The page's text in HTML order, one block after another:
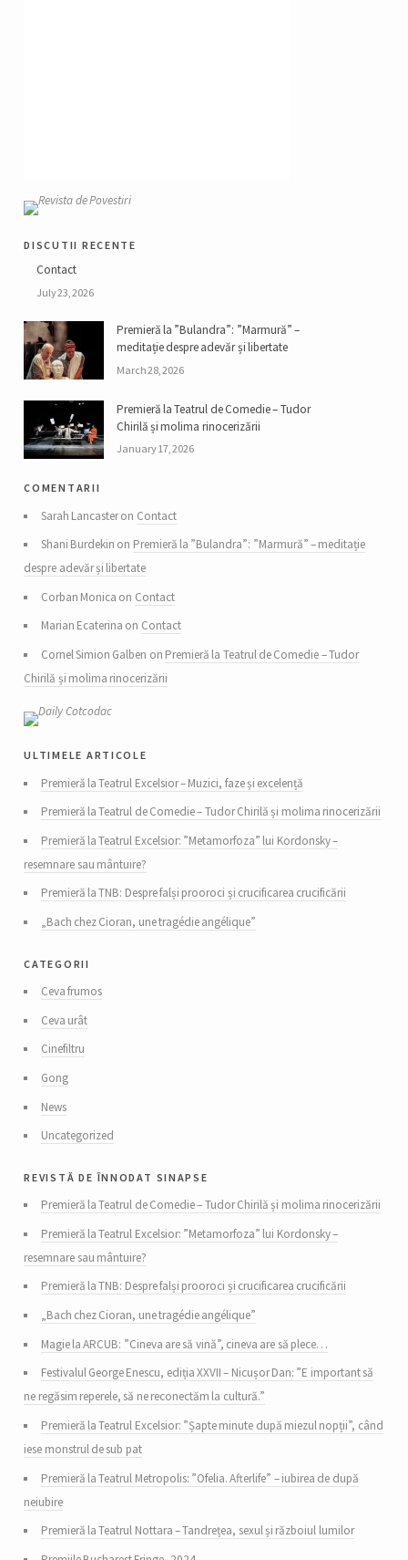
discutii recente
Contact
July 23, 2026
Premieră la ”Bulandra”: ”Marmură” –
meditație despre adevăr și libertate
March 28, 2026
Premieră la Teatrul de Comedie – Tudor
Chirilă și molima rinocerizării
January 17, 2026
comentarii
Sarah Lancaster on Contact
Shani Burdekin on Premieră la ”Bulandra”: ”Marmură” – meditație
despre adevăr și libertate
Corban Monica on Contact
Marian Ecaterina on Contact
Cornel Simion Galben on Premieră la Teatrul de Comedie – Tudor
Chirilă și molima rinocerizării
ultimele articole
Premieră la Teatrul Excelsior – Muzici, faze și excelență
Premieră la Teatrul de Comedie – Tudor Chirilă și molima rinocerizării
Premieră la Teatrul Excelsior: ”Metamorfoza” lui Kordonsky –
resemnare sau mântuire?
Premieră la TNB: Despre falși prooroci și crucificarea crucificării
„Bach chez Cioran, une tragédie angélique”
categorii
Ceva frumos
Ceva urât
Cinefiltru
Gong
News
Uncategorized
revistă de înnodat sinapse
Premieră la Teatrul de Comedie – Tudor Chirilă și molima rinocerizării
Premieră la Teatrul Excelsior: ”Metamorfoza” lui Kordonsky –
resemnare sau mântuire?
Premieră la TNB: Despre falși prooroci și crucificarea crucificării
„Bach chez Cioran, une tragédie angélique”
Magie la ARCUB: ”Cineva are să vină”, cineva are să plece…
Festivalul George Enescu, ediția XXVII – Nicușor Dan: ”E important să
ne regăsim reperele, să ne reconectăm la cultură.”
Premieră la Teatrul Excelsior: ”Șapte minute după miezul nopții”, când
iese monstrul de sub pat
Premieră la Teatrul Metropolis: ”Ofelia. Afterlife” – iubirea de după
neiubire
Premieră la Teatrul Nottara – Tandrețea, sexul și războiul lumilor